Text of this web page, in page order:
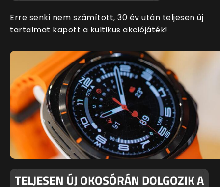
Erre senki nem számított, 30 év után teljesen új
tartalmat kapott a kultikus akciójáték!
TELJESEN ÚJ OKOSÓRÁN DOLGOZIK A